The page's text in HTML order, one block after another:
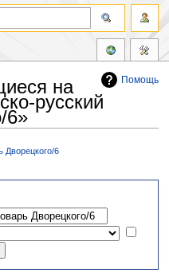
Помощь
на
русский
6»
Дворецкого/6